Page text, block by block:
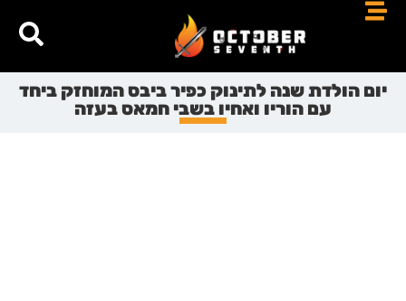
יום הולדת שנה לתינוק כפיר ביבס המוחזק ביחד
עם הוריו ואחיו בשבי חמאס בעזה